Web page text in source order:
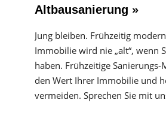
Altbausanierung »
Jung bleiben. Frühzeitig
Immobilie wird nie „alt“, wenn
haben. Frühzeitige
den Wert Ihrer Immobilie und
vermeiden. Sprechen Sie mit